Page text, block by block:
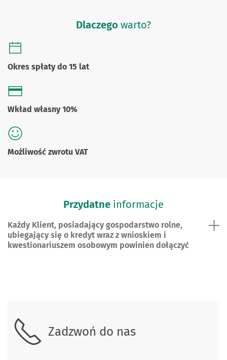
Dlaczego warto?
Okres spłaty do 15 lat
Wkład własny 10%
Możliwość zwrotu VAT
Przydatne informacje
Każdy Klient, posiadający gospodarstwo rolne,
ubiegający się o kredyt wraz z wnioskiem i
kwestionariuszem osobowym powinien dołączyć
Zadzwoń do nas